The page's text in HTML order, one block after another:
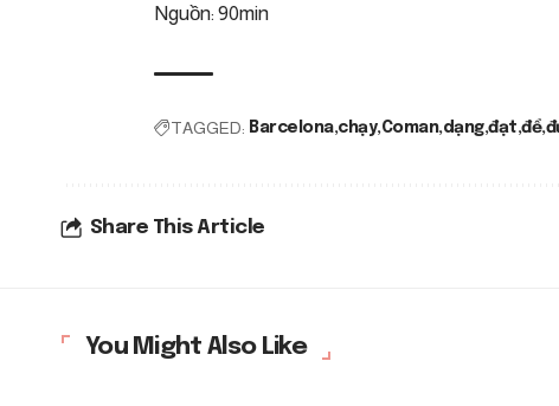
Nguồn: 90min
TAGGED: Barcelona chạy Coman dạng đạt để
Share This Article
You Might Also Like